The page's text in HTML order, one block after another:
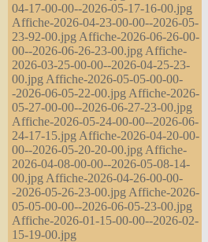
04-17-00-00--2026-05-17-16-00.jpg
Affiche-2026-04-23-00-00--2026-05-
23-92-00.jpg Affiche-2026-06-26-00-
00--2026-06-26-23-00.jpg Affiche-
2026-03-25-00-00--2026-04-25-23-
00.jpg Affiche-2026-05-05-00-00-
-2026-06-05-22-00.jpg Affiche-2026-
05-27-00-00--2026-06-27-23-00.jpg
Affiche-2026-05-24-00-00--2026-06-
24-17-15.jpg Affiche-2026-04-20-00-
00--2026-05-20-20-00.jpg Affiche-
2026-04-08-00-00--2026-05-08-14-
00.jpg Affiche-2026-04-26-00-00-
-2026-05-26-23-00.jpg Affiche-2026-
05-05-00-00--2026-06-05-23-00.jpg
Affiche-2026-01-15-00-00--2026-02-
15-19-00.jpg